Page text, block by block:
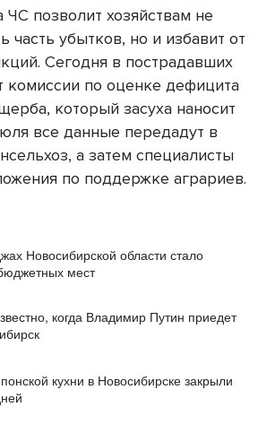
позволит хозяйствам не
часть убытков, но и избавит от
Сегодня в пострадавших
комиссии по оценке дефицита
который засуха наносит
все данные передадут в
а затем специалисты
по поддержке аграриев.
Новосибирской области стало
мест
когда Владимир Путин приедет
кухни в Новосибирске закрыли